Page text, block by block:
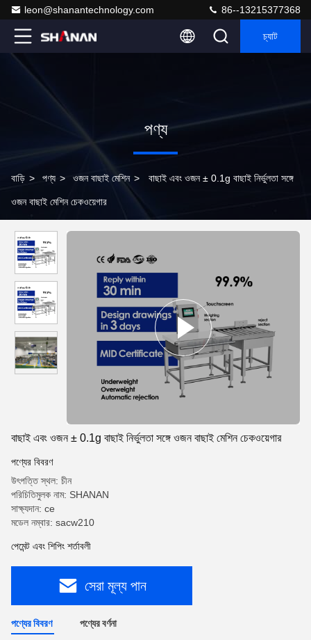
leon@shanantechnology.com 86--13215377368
চ্যাট
পণ্য
বাড়ি > পণ্য > ওজন বাছাই মেশিন > বাছাই এবং ওজন ± 0.1g বাছাই নির্ভুলতা সঙ্গে
ওজন বাছাই মেশিন চেকওয়েগার
বাছাই এবং ওজন ± 0.1g বাছাই নির্ভুলতা সঙ্গে ওজন বাছাই মেশিন চেকওয়েগার
পণ্যের বিবরণ
উৎপত্তি স্থল: চীন
পরিচিতিমুলক নাম: SHANAN
সাক্ষ্যদান: ce
মডেল নম্বার: sacw210
পেমেন্ট এবং শিপিং শর্তাবলী
সেরা মূল্য পান
পণ্যের বিবরণ পণ্যের বর্ণনা